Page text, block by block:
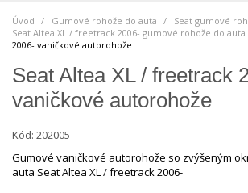
Úvod Gumové rohože do auta Seat gumové
Seat Altea XL / freetrack 2006- gumové rohože do auta
2006- vaničkové autorohože
Seat Altea XL / freetrack
vaničkové autorohože
Kód: 202005
Gumové vaničkové autorohože so zvýšeným
auta Seat Altea XL / freetrack 2006-